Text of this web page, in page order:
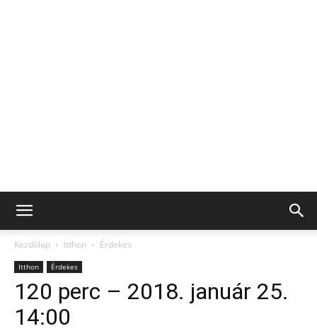
Kezdőlap Itthon Érdekes
Itthon Érdekes
120 perc – 2018. január 25.
14:00